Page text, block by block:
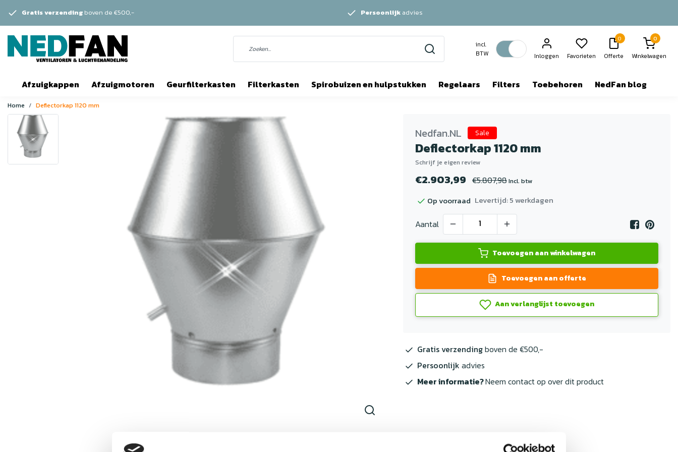
Gratis verzending boven de €500,- Persoonlijk advies
incl.
BTW
Inloggen Favorieten
0
Offerte
0
Winkelwagen
Afzuigkappen Afzuigmotoren Geurfilterkasten Filterkasten Spirobuizen en hulpstukken Regelaars Filters Toebehoren NedFan blog
Home Deflectorkap 1120 mm
Nedfan.NL Sale
Deflectorkap 1120 mm
Schrijf je eigen review
€2.903,99 €5.807,98Incl. btw
Op voorraad Levertijd: 5 werkdagen
Aantal
Toevoegen aan winkelwagen
Toevoegen aan offerte
Aan verlanglijst toevoegen
Gratis verzendingboven de €500,-
Persoonlijk advies
Meer informatie?Neem contact op over dit product